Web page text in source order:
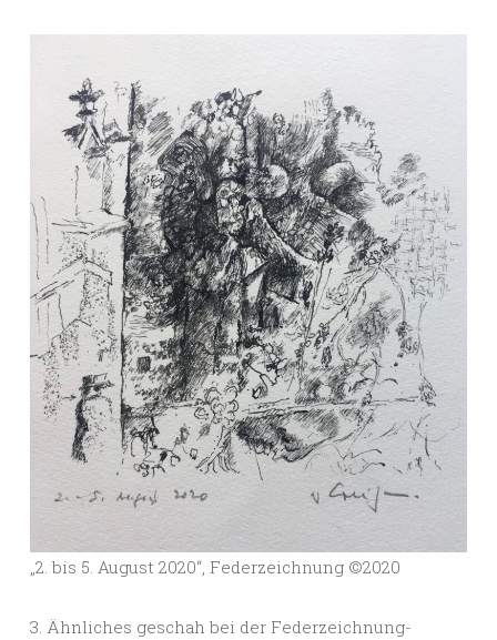
„2. bis 5. August 2020“, Federzeichnung ©️2020
3. Ähnliches geschah bei der Federzeichnung-